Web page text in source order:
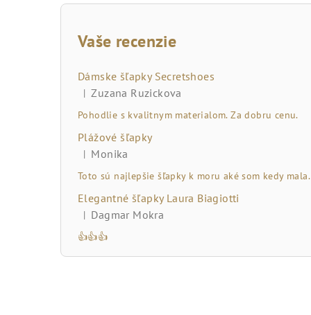
B
l
Vaše recenzie
Dámske šľapky Secretshoes
Hodnotenie produktu je 5 z 5 hviezdičiek.
| Zuzana Ruzickova
Pohodlie s kvalitnym materialom. Za dobru cenu.
Plážové šľapky
Hodnotenie produktu je 5 z 5 hviezdičiek.
| Monika
Toto sú najlepšie šľapky k moru aké som kedy mala.
Elegantné šľapky Laura Biagiotti
Hodnotenie produktu je 5 z 5 hviezdičiek.
| Dagmar Mokra
👍👍👍